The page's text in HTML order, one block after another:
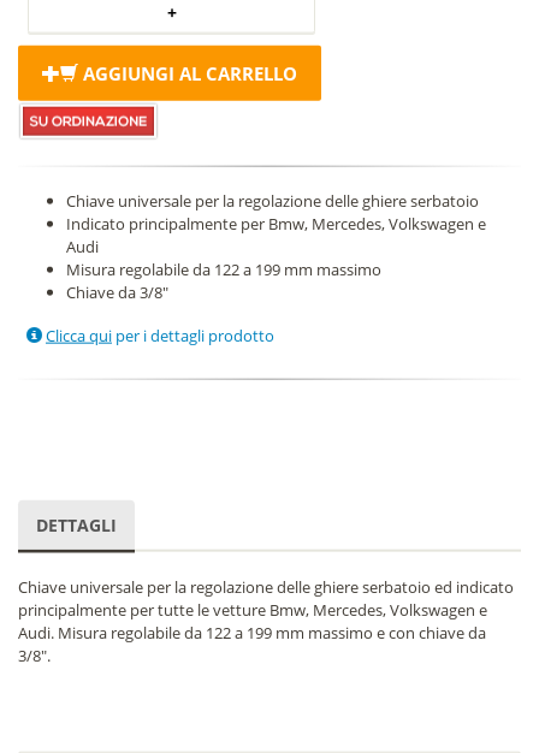
AGGIUNGI AL CARRELLO
Chiave universale per la regolazione delle ghiere serbatoio
Indicato principalmente per Bmw, Mercedes, Volkswagen e
Audi
Misura regolabile da 122 a 199 mm massimo
Chiave da 3/8"
Clicca qui per i dettagli prodotto
DETTAGLI
Chiave universale per la regolazione delle ghiere serbatoio ed indicato
principalmente per tutte le vetture Bmw, Mercedes, Volkswagen e
Audi. Misura regolabile da 122 a 199 mm massimo e con chiave da
3/8".